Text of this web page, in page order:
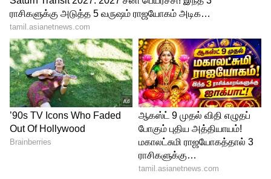
இதே போன்று நியூசிலாந்து அணி 5
விக்கெட் இழந்து எடுத்த ரன்கள்
2023- இந்தியாவிற்கு எதிராக ராய்ப்பூரில்
நடந்த போட்டியில் 15/5
2001- இலங்கைக்கு எதிராக கொழும்பு
மைதானத்தில் நடந்த போட்டியில் 18/5